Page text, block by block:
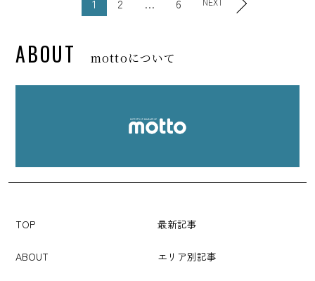
1 2 … 6
ABOUT mottoについて
TOP 最新記事
ABOUT エリア別記事